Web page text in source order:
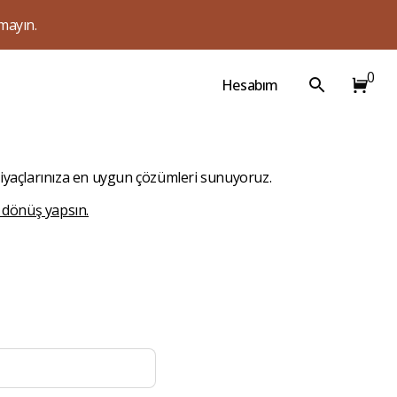
Hesabım 0
en uygun çözümleri sunuyoruz.
yapsın.